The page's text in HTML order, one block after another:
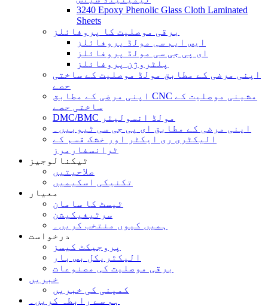
3240 Epoxy Phenolic Glass Cloth Laminated
Sheets
برقی موصلیت کا پروفائلز
ایس ایم سی مولڈ پروفائلز
ای پی جی سی مولڈ پروفائلز
پلٹروژن پروفائلز
اپنی مرضی کے مطابق مولڈ موصلیت کے ساختی
حصے
اپنی مرضی کے مطابق CNC مشینی موصلیت کے
ساختی حصے
DMC/BMC مولڈ انسولیٹر
اپنی مرضی کے مطابق ای پی جی سی ٹیوبیں۔
الیکٹری ری ایکٹر اور خشک قسم کے
ٹرانسفارمرز
ٹیکنالوجیز
صلاحیتیں
تکنیکی اسکیمیں
معیار
ٹیسٹ کا سامان
سرٹیفیکیشن
ہمیں کیوں منتخب کریں۔
درخواست
پروجیکٹ کیسز
الیکٹریکل بس بار
برقی موصلیت کی مصنوعات
خبریں
کمپنی کی خبریں
ہم سے رابطہ کریں۔